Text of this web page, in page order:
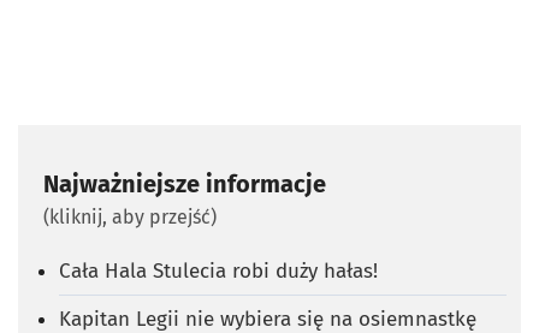
Najważniejsze informacje
(kliknij, aby przejść)
Cała Hala Stulecia robi duży hałas!
Kapitan Legii nie wybiera się na osiemnastkę